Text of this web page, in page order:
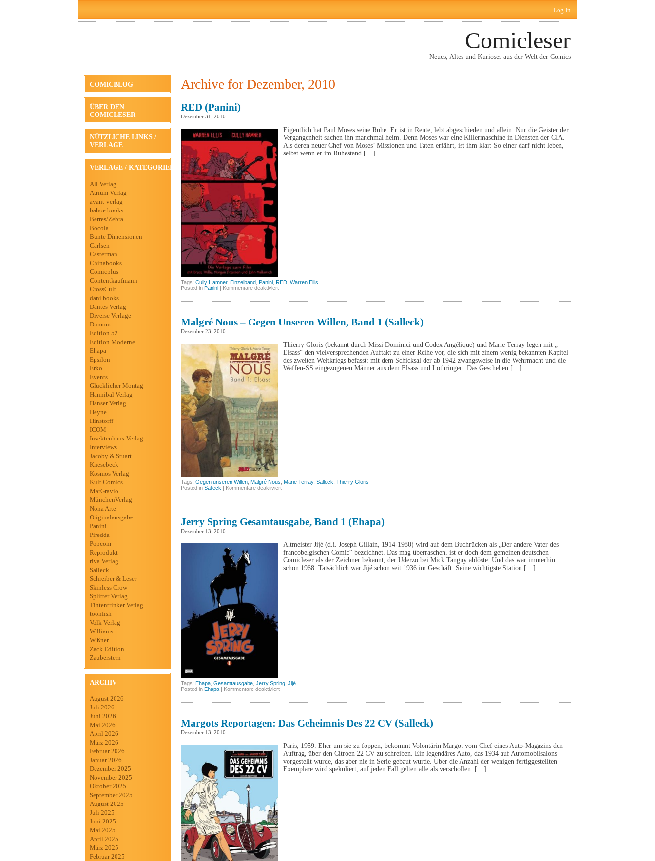
Log In
Comicleser
Neues, Altes und Kurioses aus der Welt der Comics
COMICBLOG
ÜBER DEN
COMICLESER
NÜTZLICHE LINKS /
VERLAGE
VERLAGE / KATEGORIEN
All Verlag
Atrium Verlag
avant-verlag
bahoe books
Berres/Zebra
Bocola
Bunte Dimensionen
Carlsen
Casterman
Chinabooks
Comicplus
Contentkaufmann
CrossCult
dani books
Dantes Verlag
Diverse Verlage
Dumont
Edition 52
Edition Moderne
Ehapa
Epsilon
Erko
Events
Glücklicher Montag
Hannibal Verlag
Hanser Verlag
Heyne
Hinstorff
ICOM
Insektenhaus-Verlag
Interviews
Jacoby & Stuart
Knesebeck
Kosmos Verlag
Kult Comics
MarGravio
MünchenVerlag
Nona Arte
Originalausgabe
Panini
Piredda
Popcom
Reprodukt
riva Verlag
Salleck
Schreiber & Leser
Skinless Crow
Splitter Verlag
Tintentrinker Verlag
toonfish
Volk Verlag
Williams
Wißner
Zack Edition
Zauberstern
ARCHIV
August 2026
Juli 2026
Juni 2026
Mai 2026
April 2026
März 2026
Februar 2026
Januar 2026
Dezember 2025
November 2025
Oktober 2025
September 2025
August 2025
Juli 2025
Juni 2025
Mai 2025
April 2025
März 2025
Februar 2025
Archive for Dezember, 2010
RED (Panini)
Dezember 31, 2010
Eigentlich hat Paul Moses seine Ruhe. Er ist in Rente, lebt abgeschieden und allein. Nur die Geister der
Vergangenheit suchen ihn manchmal heim. Denn Moses war eine Killermaschine in Diensten der CIA.
Als deren neuer Chef von Moses’ Missionen und Taten erfährt, ist ihm klar: So einer darf nicht leben,
selbst wenn er im Ruhestand […]
Tags: Cully Hamner, Einzelband Panini RED Warren Ellis
Posted in Panini | Kommentare deaktiviertfür
Malgré Nous – Gegen Unseren Willen, Band 1 (Salleck)
Dezember 23, 2010
Thierry Gloris (bekannt durch Missi Dominici und Codex Angélique) und Marie Terray legen mit „
Elsass“ den vielversprechenden Auftakt zu einer Reihe vor, die sich mit einem wenig bekannten Kapitel
des zweiten Weltkriegs befasst: mit dem Schicksal der ab 1942 zwangsweise in die Wehrmacht und die
Waffen-SS eingezogenen Männer aus dem Elsass und Lothringen. Das Geschehen […]
Tags: Gegen unseren Willen Malgré Nous Marie Terray, Salleck Thierry Gloris
Posted in Salleck Kommentare deaktiviertfür
Willen,
Band
Jerry Spring Gesamtausgabe, Band 1 (Ehapa)
Dezember 13, 2010
Altmeister Jijé (d.i. Joseph Gillain, 1914-1980) wird auf dem Buchrücken als „Der andere Vater des
francobelgischen Comic“ bezeichnet. Das mag überraschen, ist er doch dem gemeinen deutschen
Comicleser als der Zeichner bekannt, der Uderzo bei Mick Tanguy ablöste. Und das war immerhin
schon 1968. Tatsächlich war Jijé schon seit 1936 im Geschäft. Seine wichtigste Station […]
Tags: Ehapa Gesamtausgabe Jerry Spring Jijé
Posted in Ehapa | Kommentare deaktiviertfür
(Ehapa)
Margots Reportagen: Das Geheimnis Des 22 CV (Salleck)
Dezember 13, 2010
Paris, 1959. Eher um sie zu foppen, bekommt Volontärin Margot vom Chef eines Auto-Magazins den
Auftrag, über den Citroen 22 CV zu schreiben. Ein legendäres Auto, das 1934 auf Automobilsalons
vorgestellt wurde, das aber nie in Serie gebaut wurde. Über die Anzahl der wenigen fertiggestellten
Exemplare wird spekuliert, auf jeden Fall gelten alle als verschollen. […]